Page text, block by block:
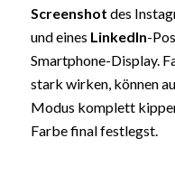
Screenshot des
und eines LinkedIn-
Smartphone-Display.
stark wirken, können
Modus komplett
Farbe final festlegst.